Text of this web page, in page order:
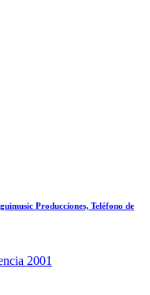
Producciones, Teléfono de
2001